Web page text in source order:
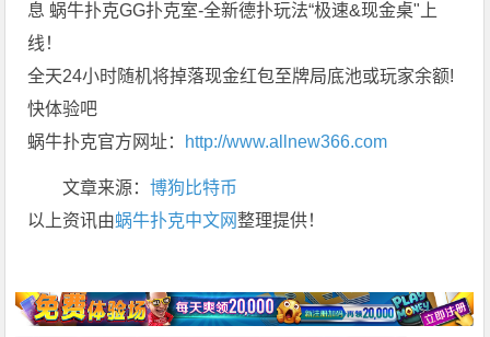
息 蜗牛扑克GG扑克室-全新德扑玩法“极速&现金桌"上
线！
全天24小时随机将掉落现金红包至牌局底池或玩家余额!
快体验吧
蜗牛扑克官方网址： http://www.allnew366.com
文章来源：博狗比特币
以上资讯由蜗牛扑克中文网整理提供！